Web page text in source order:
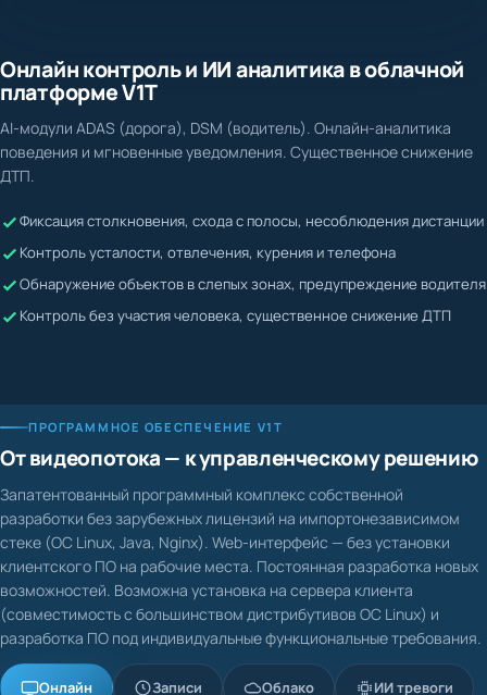
Транспорт без видеоконтроля
«Слепая зона» для бизнеса: невозможно понять, что произошло
на маршруте.
ПРОБЛЕМЫ
Жалобы невозможно подтвердить или опровергнуть
Водитель может скрывать нарушения
Онлайн контроль и ИИ аналитика в облачной
платформе V1T
AI-модули ADAS (дорога), DSM (водитель). Онлайн-аналитика
поведения и мгновенные уведомления. Существенное снижение
ДТП.
Фиксация столкновения, схода с полосы, несоблюдения дистанции
Контроль усталости, отвлечения, курения и телефона
Обнаружение объектов в слепых зонах, предупреждение водителя
Контроль без участия человека, существенное снижение ДТП
От видеопотока — к управленческому решению
разработки без зарубежных лицензий на импортонезависимом
стеке (ОС Linux, Java, Nginx). Web-интерфейс — без установки
клиентского ПО на рабочие места. Постоянная разработка новых
возможностей. Возможна установка на сервера клиента
(совместимость с большинством дистрибутивов ОС Linux) и
разработка ПО под индивидуальные функциональные требования.